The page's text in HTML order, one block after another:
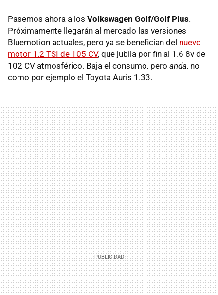
Pasemos ahora a los Volkswagen Golf/Golf Plus.
Próximamente llegarán al mercado las versiones
Bluemotion actuales, pero ya se benefician del nuevo
motor 1.2 TSI de 105 CV, que jubila por fin al 1.6 8v de
102 CV atmosférico. Baja el consumo, pero anda, no
como por ejemplo el Toyota Auris 1.33.